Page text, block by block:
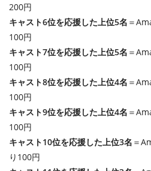
200円
キャスト6位を応援した上位5名 ＝
100円
キャスト7位を応援した上位5名 ＝
100円
キャスト8位を応援した上位4名 ＝
100円
キャスト9位を応援した上位4名 ＝
100円
キャスト10位を応援した上位3名 ＝
り100円